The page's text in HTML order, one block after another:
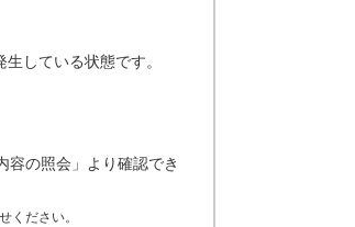
している状態です。
容の照会」より確認でき
ください。